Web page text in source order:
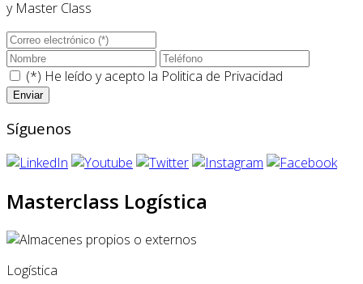
y Master Class
(*) He leído y acepto la Politica de Privacidad
Síguenos
Masterclass Logística
Logística